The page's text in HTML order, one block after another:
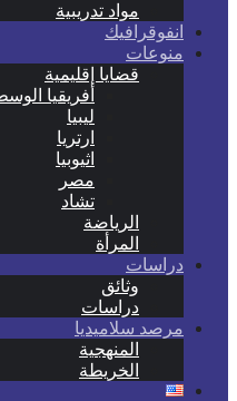
مواد تدريبية
انفوقرافيك
منوعات
قضايا إقليمية
أفريقيا
ليبيا
ارتريا
اثيوبيا
مصر
تشاد
الرياضة
المرأة
دراسات
وثائق
دراسات
مرصد سلاميديا
المنهجية
الخريطة